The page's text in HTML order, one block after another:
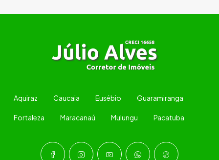
Aquiraz Caucaia Eusébio Guaramiranga
Fortaleza Maracanaú Mulungu Pacatuba